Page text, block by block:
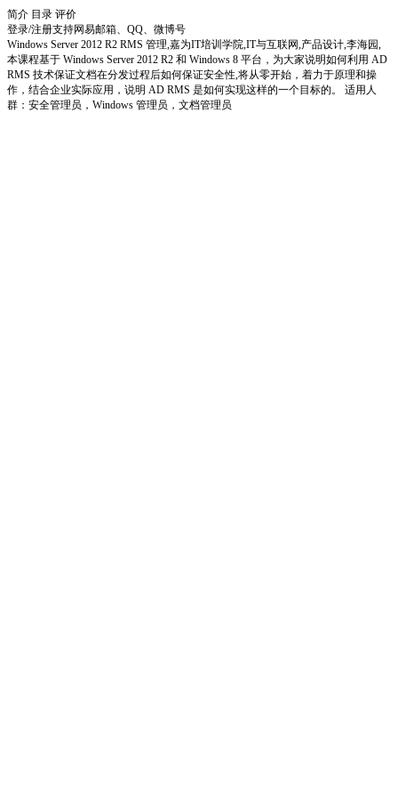
简介 目录 评价
登录/注册支持网易邮箱、QQ、微博号
Windows Server 2012 R2 RMS 管理,嘉为IT培训学院,IT与互联网,产品设计,李海园,
本课程基于 Windows Server 2012 R2 和 Windows 8 平台，为大家说明如何利用 AD
RMS 技术保证文档在分发过程后如何保证安全性,将从零开始，着力于原理和操
作，结合企业实际应用，说明 AD RMS 是如何实现这样的一个目标的。 适用人
群：安全管理员，Windows 管理员，文档管理员